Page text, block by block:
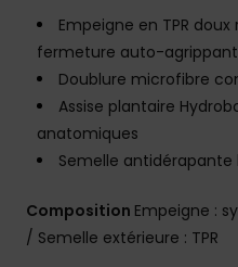
Empeigne en TPR
fermeture auto-
Doublure microfibre
Assise plantaire
anatomiques
Semelle antidérapante
Composition Empeigne :
/ Semelle extérieure : TPR